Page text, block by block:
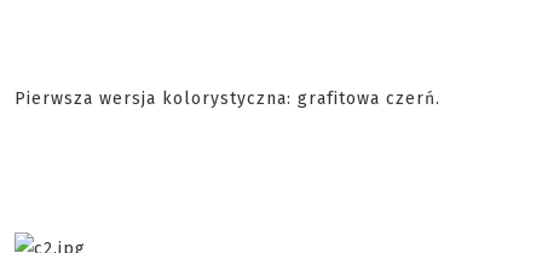
Pierwsza wersja kolorystyczna: grafitowa czerń.